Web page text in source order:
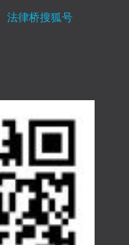
法律桥搜狐号